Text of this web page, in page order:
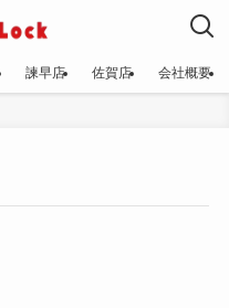
諫早店 佐賀店 会社概要